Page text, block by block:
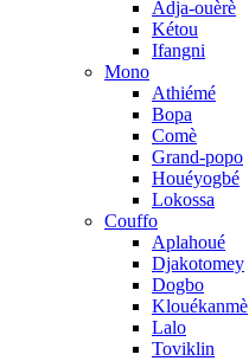
Adja-ouèrè
Kétou
Ifangni
Mono
Athiémé
Bopa
Comè
Grand-popo
Houéyogbé
Lokossa
Couffo
Aplahoué
Djakotomey
Dogbo
Klouékanmè
Lalo
Toviklin